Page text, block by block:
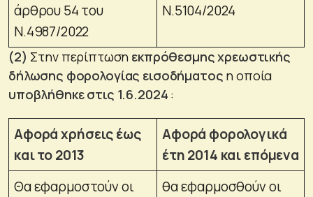
άρθρου 54 του
Ν.4987/2022
Ν.5104/2024
(2) Στην περίπτωση εκπρόθεσμης χρεωστικής
δήλωσης φορολογίας εισοδήματος η οποία
υποβλήθηκε στις 1.6.2024 :
Αφορά χρήσεις έως
και το 2013
Αφορά φορολογικά
έτη 2014 και επόμενα
Θα εφαρμοστούν οι
θα εφαρμοσθούν οι